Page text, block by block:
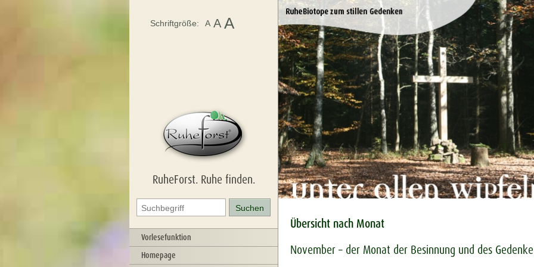
RuheForst. Ruhe finden.
Vorlesefunktion
Homepage
Schriftgröße: A A A
Übersicht nach Monat
November – der Monat der Besinnung und des